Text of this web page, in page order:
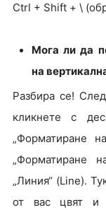
Ctrl + Shift + \
Мога ли да
на
Разбира се!
кликнете с
„Форматиране
„Форматиране
„Линия“ (Line).
от вас цвят и